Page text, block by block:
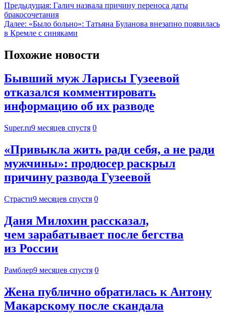
Предыдущая: Галич назвала причину переноса даты
бракосочетания
Далее: «Было больно»: Татьяна Буланова внезапно появилась
в Кремле с синяками
Похожие новости
Бывший муж Ларисы Гузеевой
отказался комментировать
информацию об их разводе
Super.ru9 месяцев спустя 0
«Привыкла жить ради себя, а не ради
мужчины»: продюсер раскрыл
причину развода Гузеевой
Страсти9 месяцев спустя 0
Даня Милохин рассказал,
чем зарабатывает после бегства
из России
Рамблер9 месяцев спустя 0
Жена публично обратилась к Антону
Макарскому после скандала